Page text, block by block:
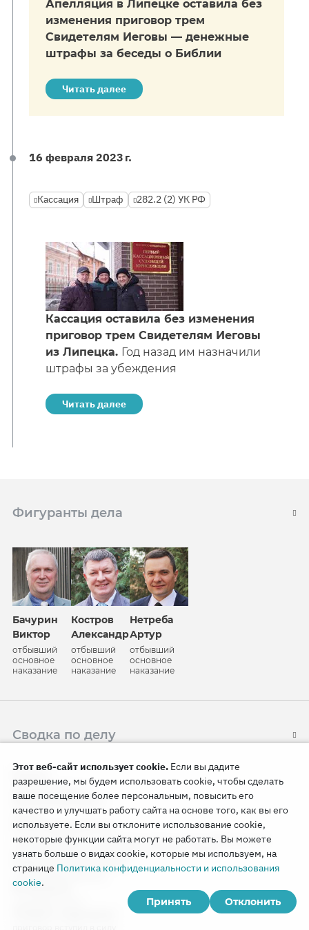
Апелляция в Липецке оставила без
изменения приговор трем
Свидетелям Иеговы — денежные
штрафы за беседы о Библии
Читать далее
16 февраля 2023 г.
Кассация Штраф 282.2 (2) УК РФ
Кассация оставила без изменения
приговор трем Свидетелям Иеговы
из Липецка. Год назад им назначили
штрафы за убеждения
Читать далее
Фигуранты дела
Бачурин
Виктор
отбывший
основное
наказание
Костров
Александр
отбывший
основное
наказание
Нетреба
Артур
отбывший
основное
наказание
Сводка по делу
Липецкая область
Населенный пункт:
Липецк
В чем подозревается:
«организовывали и проводили религиозные собрания» (из
постановления о возбуждении уголовного дела)
Номер уголовного дела:
11907420001000023
Возбуждено:
Этот веб-сайт использует cookie. Если вы дадите
разрешение, мы будем использовать cookie, чтобы сделать
ваше посещение более персональным, повысить его
качество и улучшать работу сайта на основе того, как вы его
используете. Если вы отклоните использование cookie,
некоторые функции сайта могут не работать. Вы можете
узнать больше о видах cookie, которые мы используем, на
странице Политика конфиденциальности и использования
cookie.
Принять
Отклонить